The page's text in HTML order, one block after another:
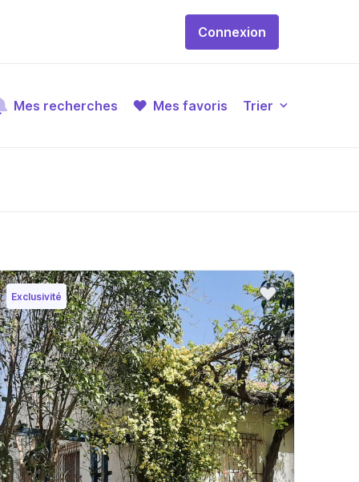
Connexion
Mes recherches Mes favoris Trier
Exclusivité